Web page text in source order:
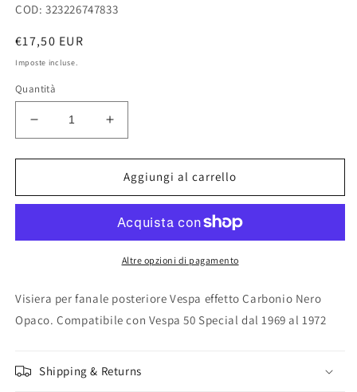
COD: 323226747833
Prezzo
di
€17,50 EUR
Imposte incluse.
Quantità
Diminuisci
quantità
per
per
Vespa
Carbonio
Nero
Opaco
Aumenta
quantità
per
Visiera
per
posteriore
Vespa
50
Carbonio
Nero
Opaco
Aggiungi al carrello
Altre opzioni di pagamento
Visiera per fanale posteriore Vespa effetto Carbonio Nero
Opaco. Compatibile con Vespa 50 Special dal 1969 al 1972
Shipping & Returns